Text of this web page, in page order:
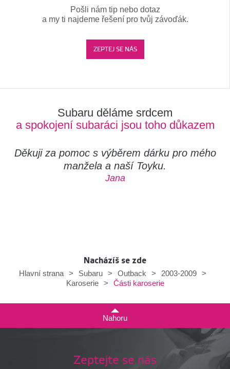
Pošli nám tip nebo dotaz
a my ti najdeme řešení pro tvůj závoďák.
ZEPTEJ SE NÁS
Subaru děláme srdcem
a spokojení subaráci jsou toho důkazem
Děkuji za pomoc s výběrem dárku pro mého
manžela a naší Toyku.
Jana
Nacházíš se zde
Hlavní strana
> Subaru > Outback > 2003-2009
>
Karoserie
> Části karoserie
Nahoru
Zeptejte se nás